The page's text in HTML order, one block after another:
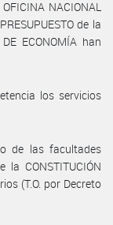
NACIONAL
de la
ECONOMÍA han
los servicios
de las facultades
CONSTITUCIÓN
(T.O. por Decreto